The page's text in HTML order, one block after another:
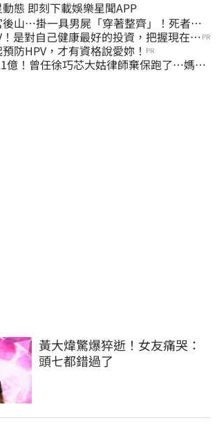
一手掌握明星動態 即刻下載娛樂星聞APP
山…掛一具男屍「穿著整齊」！死者身
是對自己健康最好的投資，把握現在不 PR
防HPV，才有資格說愛妳！ PR
億！曾任徐巧芯大姑律師棄保跑了…媽也
黃大煒驚爆猝逝！女友痛哭：
頭七都錯過了